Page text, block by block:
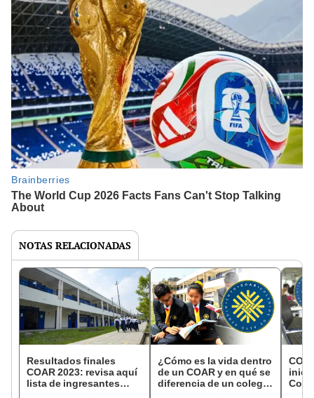
NOTAS RELACIONADAS
Resultados finales
COAR 2023: revisa aquí
lista de ingresantes
¿Cómo es la vida dentro
de un COAR y en qué se
diferencia de un colegio